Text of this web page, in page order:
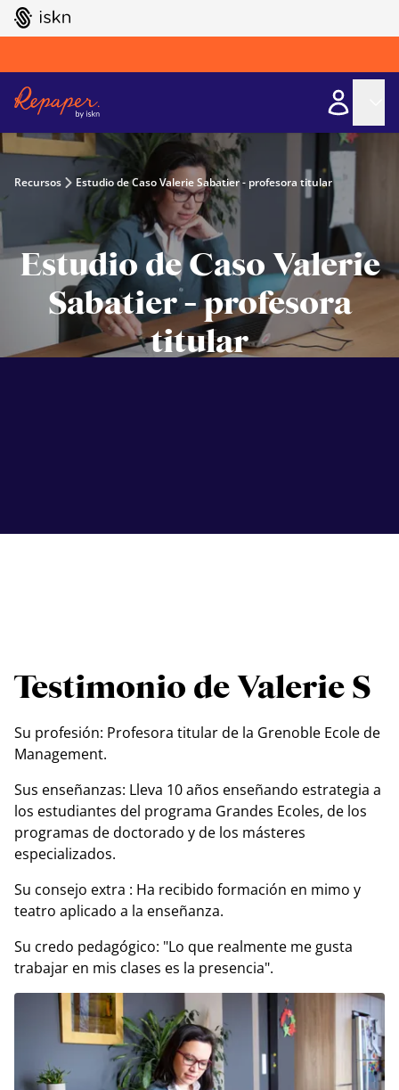
GO TO ISKN HOME
Recursos Estudio de Caso Valerie Sabatier - profesora titular
Estudio de Caso Valerie
Sabatier - profesora
titular
Testimonio de Valerie S
Su profesión: Profesora titular de la Grenoble Ecole de
Management.
Sus enseñanzas: Lleva 10 años enseñando estrategia a
los estudiantes del programa Grandes Ecoles, de los
programas de doctorado y de los másteres
especializados.
Su consejo extra : Ha recibido formación en mimo y
teatro aplicado a la enseñanza.
Su credo pedagógico: "Lo que realmente me gusta
trabajar en mis clases es la presencia".